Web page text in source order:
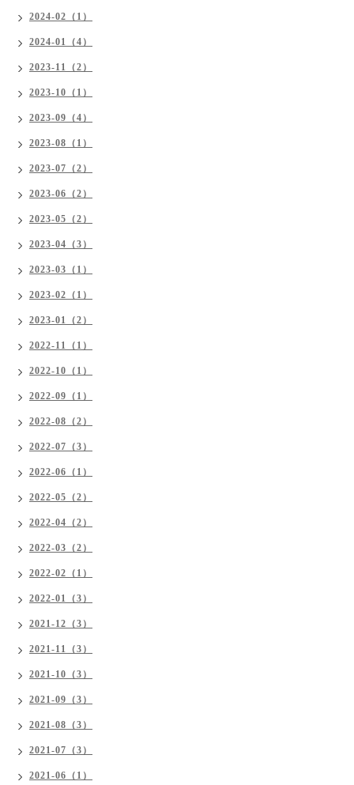
2024-02（1）
2024-01（4）
2023-11（2）
2023-10（1）
2023-09（4）
2023-08（1）
2023-07（2）
2023-06（2）
2023-05（2）
2023-04（3）
2023-03（1）
2023-02（1）
2023-01（2）
2022-11（1）
2022-10（1）
2022-09（1）
2022-08（2）
2022-07（3）
2022-06（1）
2022-05（2）
2022-04（2）
2022-03（2）
2022-02（1）
2022-01（3）
2021-12（3）
2021-11（3）
2021-10（3）
2021-09（3）
2021-08（3）
2021-07（3）
2021-06（1）